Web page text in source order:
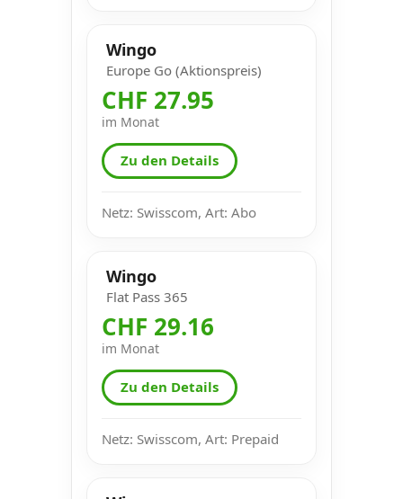
Wingo
Europe Go (Aktionspreis)
CHF 27.95
im Monat
Zu den Details
Netz: Swisscom, Art: Abo
Wingo
Flat Pass 365
CHF 29.16
im Monat
Zu den Details
Netz: Swisscom, Art: Prepaid